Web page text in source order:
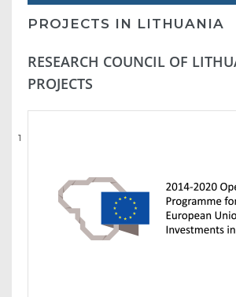
PROJECTS IN LITHUANIA
RESEARCH COUNCIL OF
PROJECTS
1